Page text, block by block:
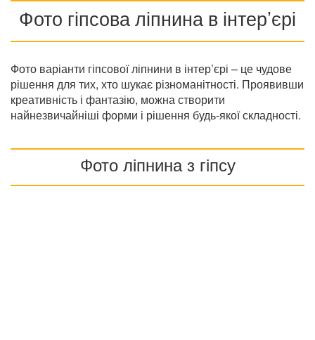
Фото гіпсова ліпнина в інтер’єрі
Фото варіанти гіпсової ліпнини в інтер’єрі – це чудове
рішення для тих, хто шукає різноманітності. Проявивши
креативність і фантазію, можна створити
найнезвичайніші форми і рішення будь-якої складності.
Фото ліпнина з гіпсу